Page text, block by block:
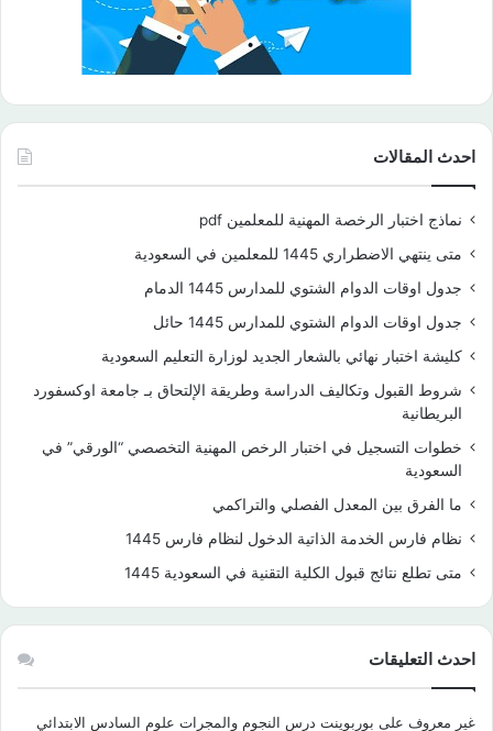
احدث المقالات
نماذج اختبار الرخصة المهنية للمعلمين pdf
متى ينتهي الاضطراري 1445 للمعلمين في السعودية
جدول اوقات الدوام الشتوي للمدارس 1445 الدمام
جدول اوقات الدوام الشتوي للمدارس 1445 حائل
كليشة اختبار نهائي بالشعار الجديد لوزارة التعليم السعودية
شروط القبول وتكاليف الدراسة وطريقة الإلتحاق بـ جامعة اوكسفورد
البريطانية
خطوات التسجيل في اختبار الرخص المهنية التخصصي “الورقي” في
السعودية
ما الفرق بين المعدل الفصلي والتراكمي
نظام فارس الخدمة الذاتية الدخول لنظام فارس 1445
متى تطلع نتائج قبول الكلية التقنية في السعودية 1445
احدث التعليقات
غير معروف على بوربوينت درس النجوم والمجرات علوم السادس الابتدائي